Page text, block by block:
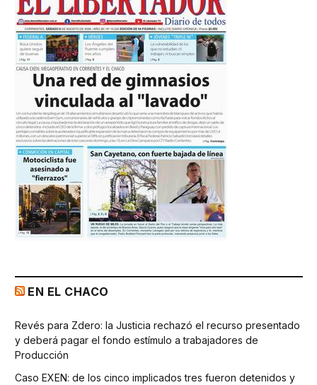
EN EL CHACO
Revés para Zdero: la Justicia rechazó el recurso presentado
y deberá pagar el fondo estímulo a trabajadores de
Producción
Caso EXEN: de los cinco implicados tres fueron detenidos y